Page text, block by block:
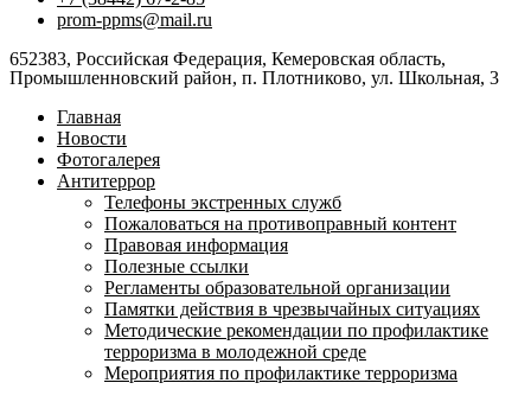
prom-ppms@mail.ru
652383, Российская Федерация, Кемеровская область,
Промышленновский район, п. Плотниково, ул. Школьная, 3
Главная
Новости
Фотогалерея
Антитеррор
Телефоны экстренных служб
Пожаловаться на противоправный контент
Правовая информация
Полезные ссылки
Регламенты образовательной организации
Памятки действия в чрезвычайных ситуациях
Методические рекомендации по профилактике
терроризма в молодежной среде
Мероприятия по профилактике терроризма